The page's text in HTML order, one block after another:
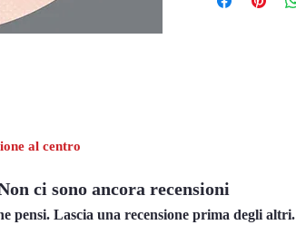
al centro
ci sono ancora recensioni
pensi. Lascia una recensione prima degli altri.